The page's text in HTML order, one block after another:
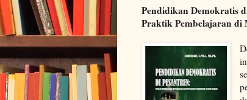
Pendidikan Demokratis
Praktik Pembelajaran di